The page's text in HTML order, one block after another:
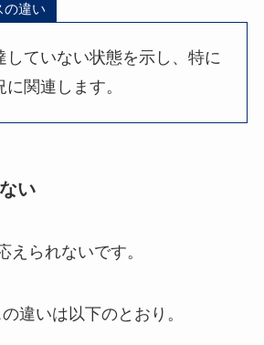
の違い
していない状態を示し、特に
関連します。
い
えられないです。
違いは以下のとおり。